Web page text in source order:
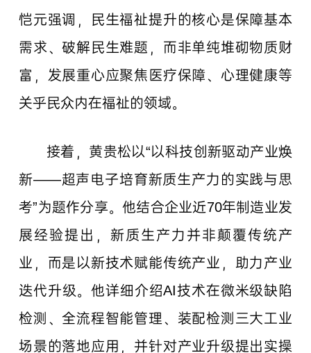
恺元强调，民生福祉提升的核心是保障基本
需求、破解民生难题，而非单纯堆砌物质财
富，发展重心应聚焦医疗保障、心理健康等
关乎民众内在福祉的领域。
接着，黄贵松以“以科技创新驱动产业焕
新——超声电子培育新质生产力的实践与思
考”为题作分享。他结合企业近70年制造业发
展经验提出，新质生产力并非颠覆传统产
业，而是以新技术赋能传统产业，助力产业
迭代升级。他详细介绍AI技术在微米级缺陷
检测、全流程智能管理、装配检测三大工业
场景的落地应用，并针对产业升级提出实操